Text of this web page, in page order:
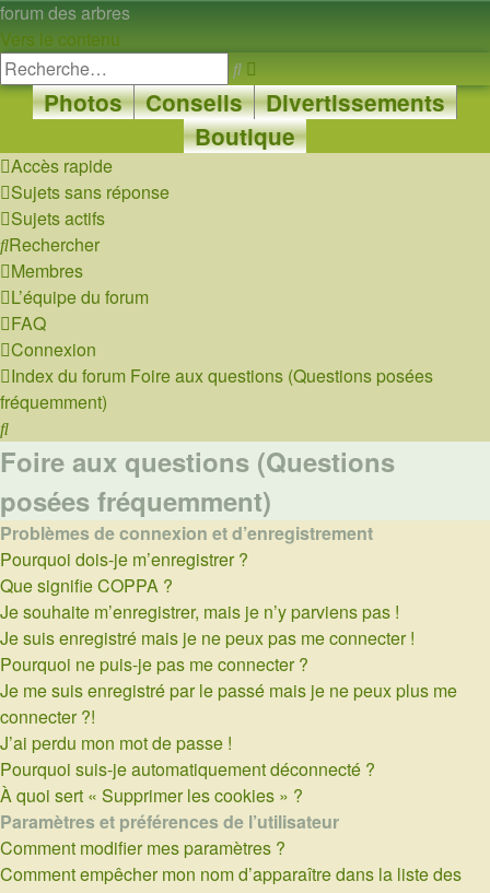
forum des arbres
Vers le contenu
Rechercher
avancée
Photos Conseils
Divertissements
Boutique
Accès rapide
Sujets sans réponse
Sujets actifs
Rechercher
Membres
L’équipe du forum
FAQ
Connexion
Index du forum Foire aux questions (Questions posées
fréquemment)
Rechercher
Foire aux questions (Questions
posées fréquemment)
Problèmes de connexion et d’enregistrement
Pourquoi dois-je m’enregistrer ?
Que signifie COPPA ?
Je souhaite m’enregistrer, mais je n’y parviens pas !
Je suis enregistré mais je ne peux pas me connecter !
Pourquoi ne puis-je pas me connecter ?
Je me suis enregistré par le passé mais je ne peux plus me
connecter ?!
J’ai perdu mon mot de passe !
Pourquoi suis-je automatiquement déconnecté ?
À quoi sert « Supprimer les cookies » ?
Paramètres et préférences de l’utilisateur
Comment modifier mes paramètres ?
Comment empêcher mon nom d’apparaître dans la liste des